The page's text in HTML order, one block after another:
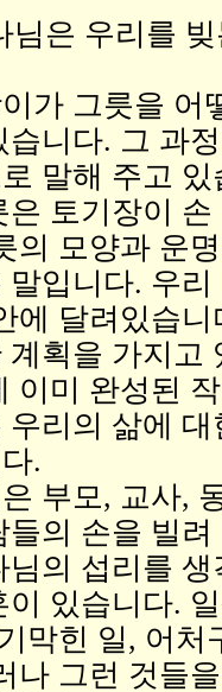
님은 우리를
가 그릇을 어
습니다. 그 과
말해 주고
은 토기장이
의 모양과 운
말입니다. 우
에 달려있습
계획을 가지고
이미 완성된
우리의 삶에
.
부모, 교사,
들의 손을 빌
님의 섭리를
이 있습니다.
막힌 일, 어처
나 그런 것들